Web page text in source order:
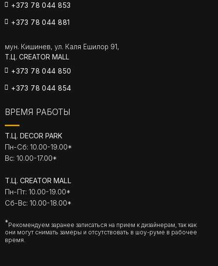
+373 78 044 853
+373 78 044 881
мун. Кишинев, ул. Каля Ешилор 91,
Т.Ц. CREATOR MALL
+373 78 044 850
+373 78 044 854
ВРЕМЯ РАБОТЫ
Т.Ц. DECOR PARK
Пн-Сб: 10.00-19.00*
Вс: 10.00-17.00*
Т.Ц. CREATOR MALL
Пн-Пт: 10.00-19.00*
Сб-Вс: 10.00-18.00*
*Рекомендуем заранее записаться на прием к дизайнерам, так как
они могут снимать замеры и отсутствовать в шоу-руме в рабочее
время.